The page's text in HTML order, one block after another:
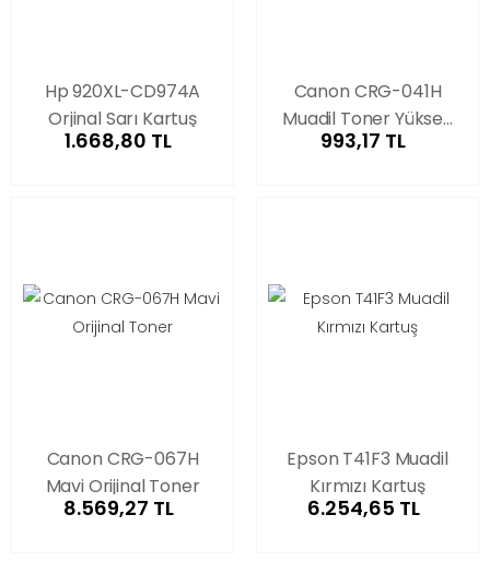
Hp 920XL-CD974A
Orjinal Sarı Kartuş
1.668,80 TL
Canon CRG-041H
Muadil Toner Yüksek
Kapasiteli
993,17 TL
Canon CRG-067H
Mavi Orijinal Toner
8.569,27 TL
Epson T41F3 Muadil
Kırmızı Kartuş
6.254,65 TL